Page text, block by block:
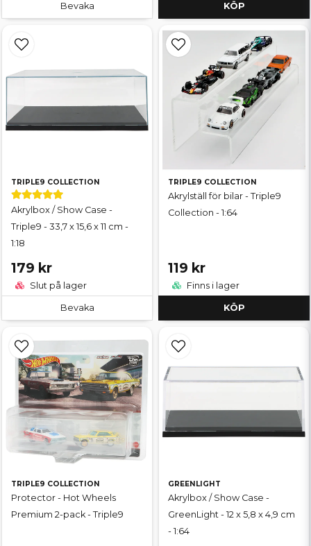
Bevaka KÖP
TRIPLE9 COLLECTION
Akrylbox / Show Case -
Triple9 - 33,7 x 15,6 x 11 cm -
1:18
179 kr
Slut på lager
Bevaka
TRIPLE9 COLLECTION
Akrylställ för bilar - Triple9
Collection - 1:64
119 kr
Finns i lager
KÖP
TRIPLE9 COLLECTION
Protector - Hot Wheels
Premium 2-pack - Triple9
GREENLIGHT
Akrylbox / Show Case -
GreenLight - 12 x 5,8 x 4,9 cm
- 1:64